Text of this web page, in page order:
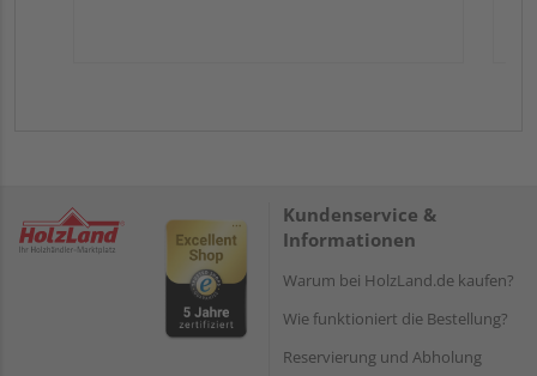
Kundenservice &
Informationen
Warum bei HolzLand.de kaufen?
Wie funktioniert die Bestellung?
Reservierung und Abholung